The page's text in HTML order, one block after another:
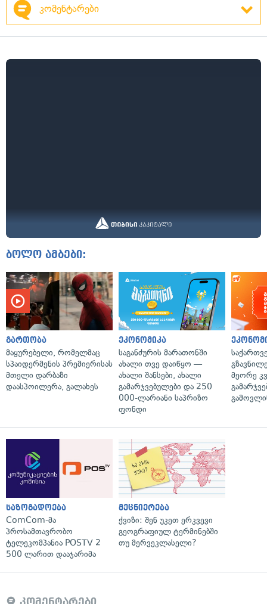
კომენტარები
ბოლო ამბები:
გართობა
მაყურებელი, რომელმაც
სპაიდერმენის პრემიერისას
მთელი დარბაზი
დაასპოილერა, გალახეს
ეკონომიკა
საგანძურის მარათონში
ახალი თვე დაიწყო —
ახალი შანსები, ახალი
გამარჯვებულები და 250
000-ლარიანი საპრიზო
ფონდი
მეორე
საზოგადოება
ComCom-მა
პროსამთავრობო
ტელეკომპანია POSTV 2
500 ლარით დააჯარიმა
მეცნიერება
ქვიზი: შენ უკეთ ერკვევი
გეოგრაფიულ ტერმინებში
თუ მერვეკლასელი?